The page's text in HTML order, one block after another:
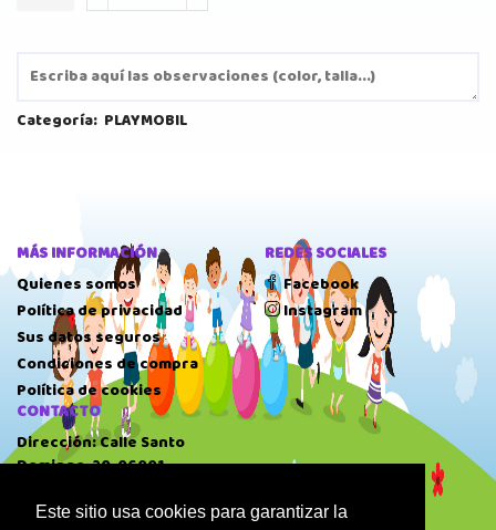
Este sitio usa cookies para garantizar la
Categoría: PLAYMOBIL
MÁS INFORMACIÓN
Quienes somos
Política de privacidad
Sus datos seguros
Condiciones de compra
Política de cookies
REDES SOCIALES
Facebook
Instagram
CONTACTO
Dirección: Calle Santo
Domingo, 20, 06001
Teléfono: 924 22 41 51